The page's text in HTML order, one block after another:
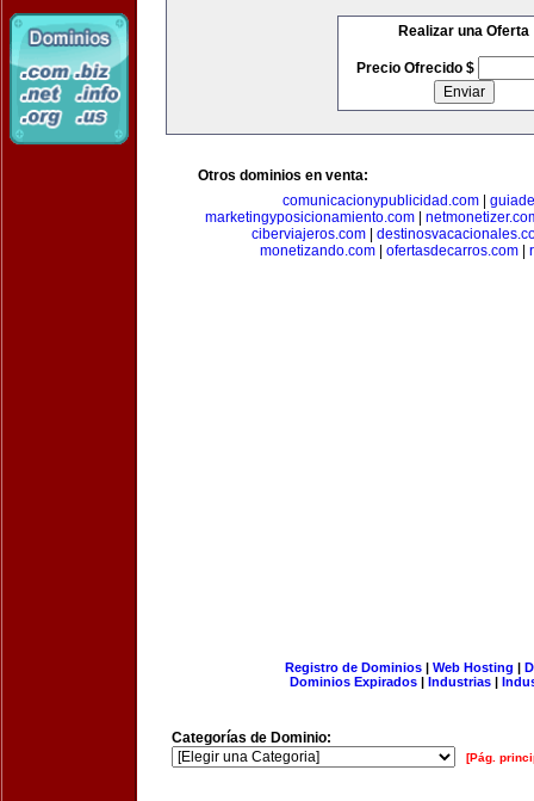
Realizar una Oferta
Precio Ofrecido $
Otros dominios en venta:
comunicacionypublicidad.com
marketingyposicionamiento.com|
ciberviajeros.com
monetizando.com| ofertasdecarros.com|
Registro de Dominios| Web Hosting |
Dominios Expirados | Industrias |
Categorías de Dominio:
[Pág.